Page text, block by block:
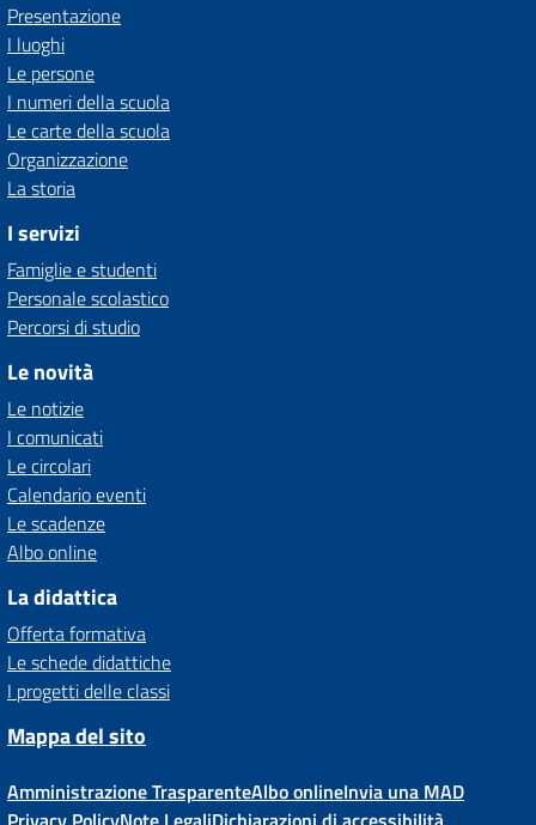
Presentazione
I luoghi
Le persone
I numeri della scuola
Le carte della scuola
Organizzazione
La storia
I servizi
Famiglie e studenti
Personale scolastico
Percorsi di studio
Le novità
Le notizie
I comunicati
Le circolari
Calendario eventi
Le scadenze
Albo online
La didattica
Offerta formativa
Le schede didattiche
I progetti delle classi
Mappa del sito
Amministrazione TrasparenteAlbo onlineInvia una MAD